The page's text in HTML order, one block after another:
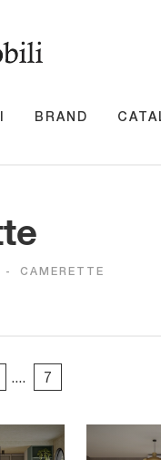
BRAND
- CAMERETTE
.... 7